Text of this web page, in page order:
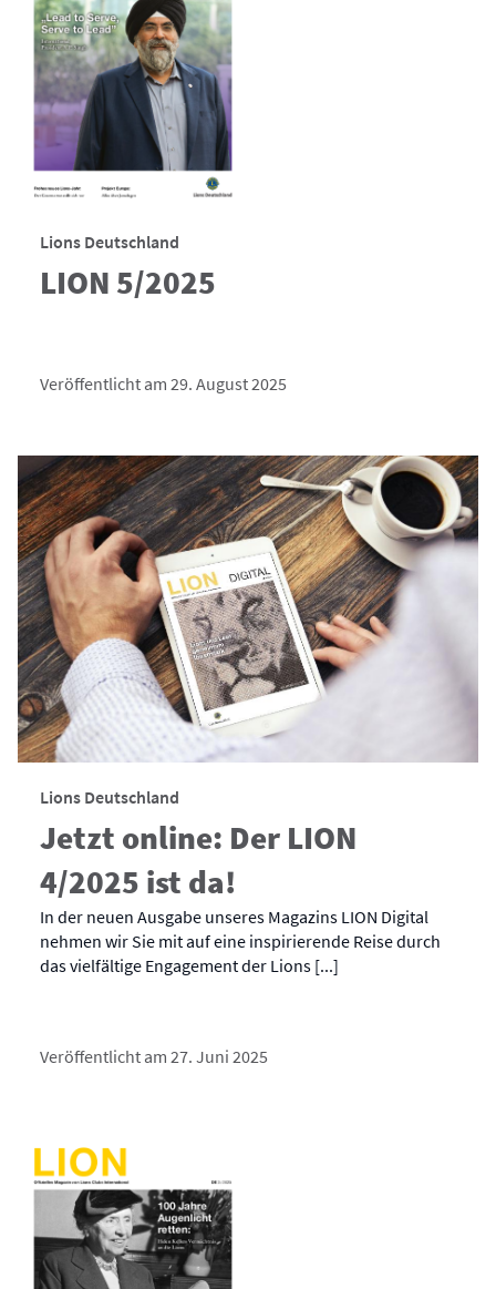
Lions Deutschland
LION 5/2025
Veröffentlicht am 29. August 2025
Lions Deutschland
Jetzt online: Der LION
4/2025 ist da!
In der neuen Ausgabe unseres Magazins LION Digital
nehmen wir Sie mit auf eine inspirierende Reise durch
das vielfältige Engagement der Lions [...]
Veröffentlicht am 27. Juni 2025